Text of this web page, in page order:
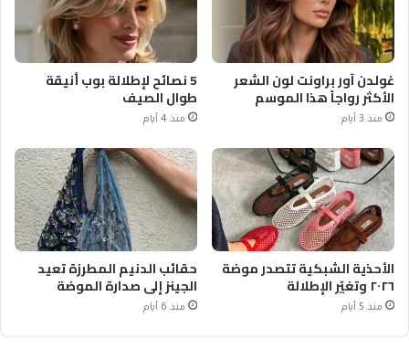
غولدن آور براونت لون الشعر
الأكثر رواجاً هذا الموسم
منذ 3 أيام
5 نصائح لإطلالة بوب أنيقة
طوال الصيف
منذ 4 أيام
الأحذية الشبكية تتصدر موضة
٢٠٢٦ وتغيّر الإطلالة
منذ 5 أيام
حقائب الدنيم المطرزة تعيد
الجينز إلى صدارة الموضة
منذ 6 أيام